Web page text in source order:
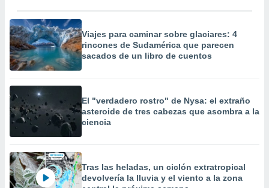
Viajes para caminar sobre glaciares: 4
rincones de Sudamérica que parecen
sacados de un libro de cuentos
El "verdadero rostro" de Nysa: el extraño
asteroide de tres cabezas que asombra a la
ciencia
Tras las heladas, un ciclón extratropical
devolvería la lluvia y el viento a la zona